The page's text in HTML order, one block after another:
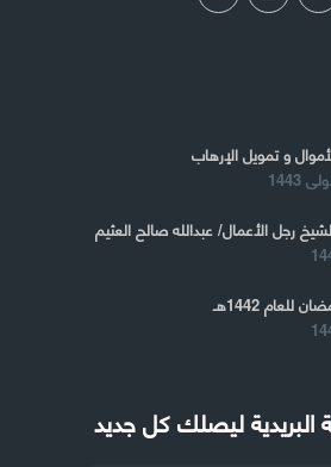
و تمويل الإرهاب
رجل الأعمال/ عبدالله صالح العثيم
1442هـ
البريدية ليصلك كل جديد